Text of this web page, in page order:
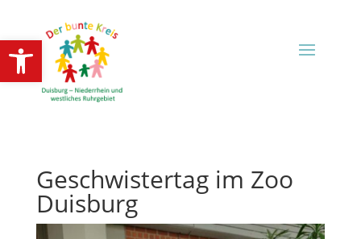
Open toolbar
Geschwistertag im Zoo
Duisburg